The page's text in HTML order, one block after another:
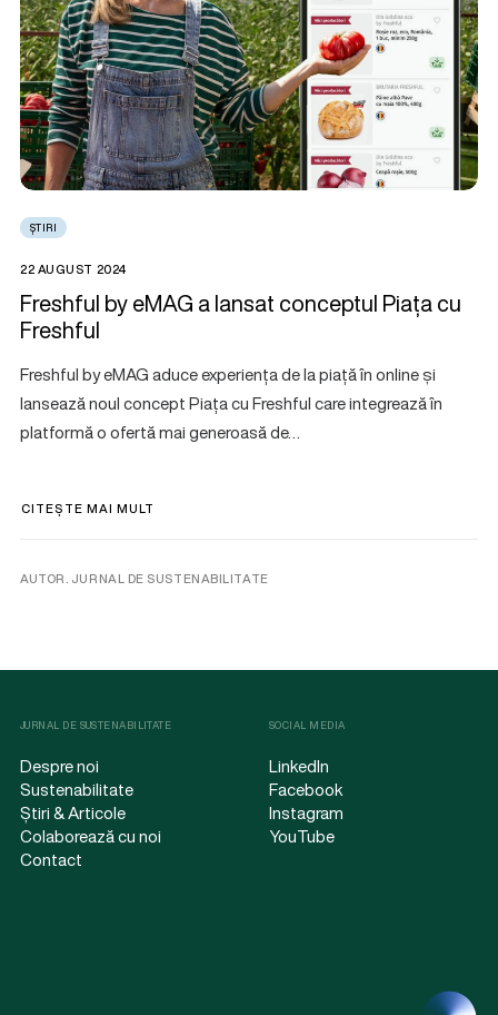
ȘTIRI
22 AUGUST 2024
Freshful by eMAG a lansat conceptul Piața cu
Freshful
Freshful by eMAG aduce experiența de la piață în online și
lansează noul concept Piața cu Freshful care integrează în
platformă o ofertă mai generoasă de…
CITEȘTE MAI MULT
AUTOR. JURNAL DE SUSTENABILITATE
JURNAL DE SUSTENABILITATE
Despre noi
Sustenabilitate
Știri & Articole
Colaborează cu noi
Contact
SOCIAL MEDIA
LinkedIn
Facebook
Instagram
YouTube